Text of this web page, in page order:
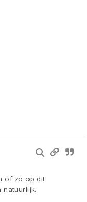
of zo op dit
natuurlijk.